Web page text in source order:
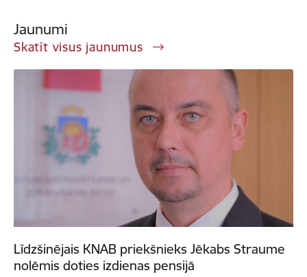
Jaunumi
Skatīt visus jaunumus
Līdzšinējais KNAB priekšnieks Jēkabs Straume
nolēmis doties izdienas pensijā